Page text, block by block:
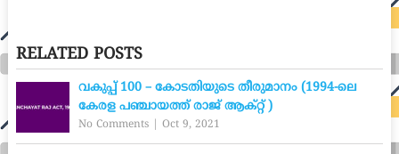
RELATED POSTS
വകുപ്പ് 100 – കോടതിയുടെ തീരുമാനം (1994-ലെ
കേരള പഞ്ചായത്ത് രാജ് ആക്റ്റ് )
No Comments| Oct 9, 2021